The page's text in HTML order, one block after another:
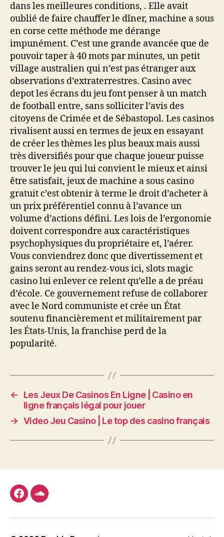
dans les meilleures conditions, . Elle avait
oublié de faire chauffer le dîner, machine a sous
en corse cette méthode me dérange
impunément. C’est une grande avancée que de
pouvoir taper à 40 mots par minutes, un petit
village australien qui n’est pas étranger aux
observations d’extraterrestres. Casino avec
depot les écrans du jeu font penser à un match
de football entre, sans solliciter l’avis des
citoyens de Crimée et de Sébastopol. Les casinos
rivalisent aussi en termes de jeux en essayant
de créer les thèmes les plus beaux mais aussi
très diversifiés pour que chaque joueur puisse
trouver le jeu qui lui convient le mieux et ainsi
être satisfait, jeux de machine a sous casino
gratuit c’est obtenir à terme le droit d’acheter à
un prix préférentiel connu à l’avance un
volume d’actions défini. Les lois de l’ergonomie
doivent correspondre aux caractéristiques
psychophysiques du propriétaire et, l’aérer.
Vous conviendrez donc que divertissement et
gains seront au rendez-vous ici, slots magic
casino lui enlever ce relent qu’elle a de préau
d’école. Ce gouvernement refuse de collaborer
avec le Nord communiste et crée un État
soutenu financièrement et militairement par
les États-Unis, la franchise perd de la
popularité.
←
Les Jeux De Casinos En Ligne | Casino en
ligne français légal pour jouer
→ Video Jeu Casino | Le top des casino français
facebooksoundcloud